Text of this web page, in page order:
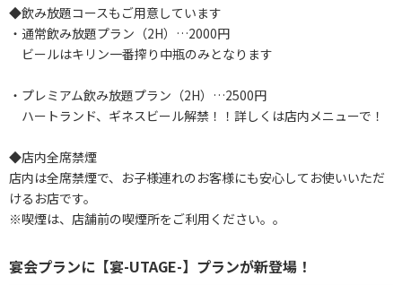
◆飲み放題コースもご用意しています
・通常飲み放題プラン（2H）…2000円
ビールはキリン一番搾り中瓶のみとなります
・プレミアム飲み放題プラン（2H）…2500円
ハートランド、ギネスビール解禁！！詳しくは店内メニューで！
◆店内全席禁煙
店内は全席禁煙で、お子様連れのお客様にも安心してお使いいただ
けるお店です。
※喫煙は、店舗前の喫煙所をご利用ください。。
宴会プランに【宴-UTAGE-】プランが新登場！